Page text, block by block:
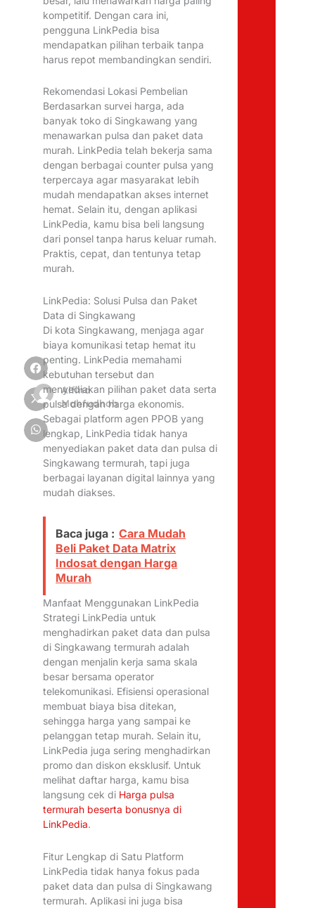
Alfina
Mahfudhoh
kompetitif. Dengan cara ini,
pengguna LinkPedia bisa
mendapatkan pilihan terbaik tanpa
harus repot membandingkan sendiri.
Rekomendasi Lokasi Pembelian
Berdasarkan survei harga, ada
banyak toko di Singkawang yang
menawarkan pulsa dan paket data
murah. LinkPedia telah bekerja sama
dengan berbagai counter pulsa yang
terpercaya agar masyarakat lebih
mudah mendapatkan akses internet
hemat. Selain itu, dengan aplikasi
LinkPedia, kamu bisa beli langsung
dari ponsel tanpa harus keluar rumah.
Praktis, cepat, dan tentunya tetap
murah.
LinkPedia: Solusi Pulsa dan Paket
Data di Singkawang
Di kota Singkawang, menjaga agar
biaya komunikasi tetap hemat itu
penting. LinkPedia memahami
kebutuhan tersebut dan
menyediakan pilihan paket data serta
pulsa dengan harga ekonomis.
Sebagai platform agen PPOB yang
lengkap, LinkPedia tidak hanya
menyediakan paket data dan pulsa di
Singkawang termurah, tapi juga
berbagai layanan digital lainnya yang
mudah diakses.
Baca juga : Cara Mudah
Beli Paket Data Matrix
Indosat dengan Harga
Murah
Manfaat Menggunakan LinkPedia
Strategi LinkPedia untuk
menghadirkan paket data dan pulsa
di Singkawang termurah adalah
dengan menjalin kerja sama skala
besar bersama operator
telekomunikasi. Efisiensi operasional
membuat biaya bisa ditekan,
sehingga harga yang sampai ke
pelanggan tetap murah. Selain itu,
LinkPedia juga sering menghadirkan
promo dan diskon eksklusif. Untuk
melihat daftar harga, kamu bisa
langsung cek di Harga pulsa
termurah beserta bonusnya di
LinkPedia.
Fitur Lengkap di Satu Platform
LinkPedia tidak hanya fokus pada
paket data dan pulsa di Singkawang
termurah. Aplikasi ini juga bisa